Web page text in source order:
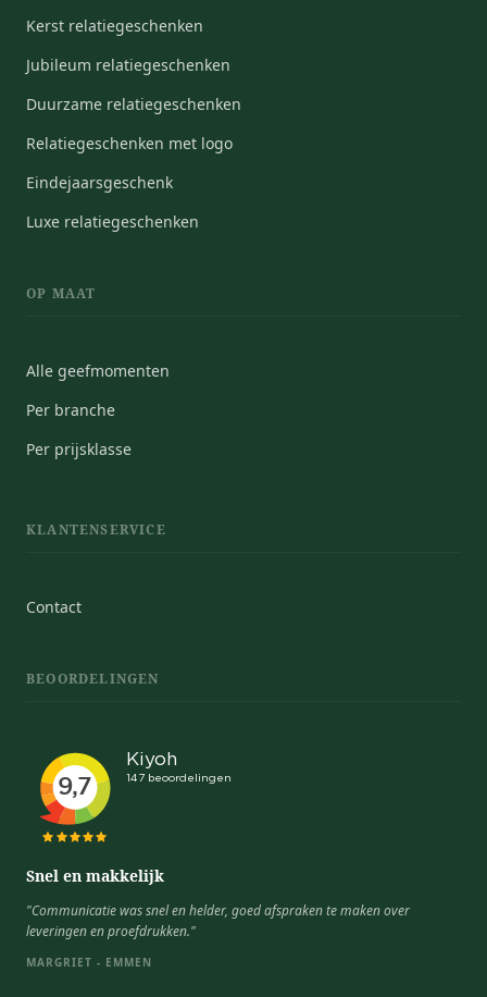
Kerst relatiegeschenken
Jubileum relatiegeschenken
Duurzame relatiegeschenken
Relatiegeschenken met logo
Eindejaarsgeschenk
Luxe relatiegeschenken
OP MAAT
Alle geefmomenten
Per branche
Per prijsklasse
KLANTENSERVICE
Contact
BEOORDELINGEN
Snel en makkelijk
"Communicatie was snel en helder, goed afspraken te maken over
leveringen en proefdrukken."
MARGRIET - EMMEN